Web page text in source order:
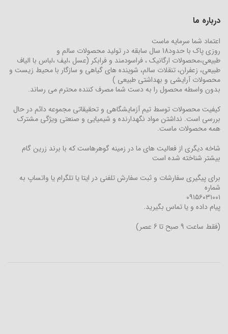
درباره ما
اعتماد شما سرمایه ماست
روزی پاک با حدود18 سال سابقه در تولید محصولات سالم و
طبیعی،محصولات ارگانیک ، فراسودمند و فرابکر (عسل ،لیف ،لباس با الیاف
طبیعی، زعفران، تنقلات سالم، شوینده های گیاهی و سازگار با محیط زیست و
محصولات آرایشی و بهداشتی طبیعی )
بدون واسطه محصول را به دست شما مصرف کننده محترم می رساند.
کیفیت محصولات توسط تیم آزمایشگاهی و تحقیقاتی مجموعه دائم در حال
بررسی است. نداشتن مواد نگهدارنده و شیمیایی و صنعتی ویژگی مشترک
همه محصولات ماست.
شاخه دیگری از فعالیت های ما در زمینه گوهرهاست که با برند زرین گام
بیشتر شناخته شده است
برای پیگیری سفارشات و ثبت سفارش تلفنی در ایتا یا تلگرام یا واتساپ به
شماره
۰۹۱۵۶۰۳۱۰۰۱
پیام داده و یا تماس بگیرید.
(فقط ساعت 9 صبح تا 6 عصر)